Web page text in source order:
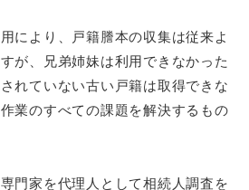
により、戸籍謄本の収集は従来よ
が、兄弟姉妹は利用できなかった
れていない古い戸籍は取得できな
業のすべての課題を解決するもの
門家を代理人として相続人調査を